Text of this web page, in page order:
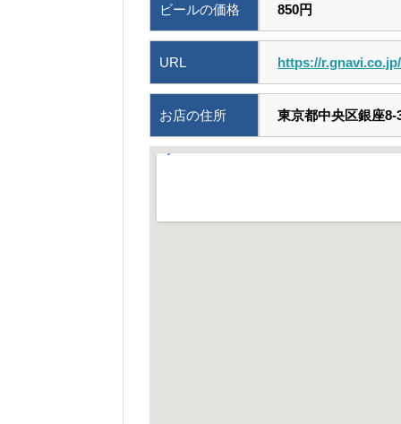
ビールの価格 850円
URL https://
お店の住所 東京都中央区銀座